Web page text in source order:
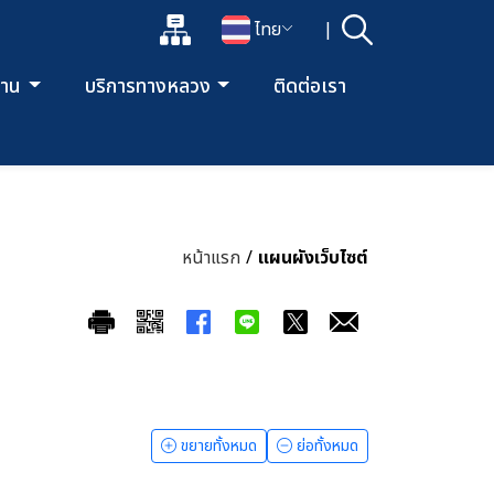
แผนผังเว็บไซต์
เปลี่ยนภาษา
ไทย | ค้นหา
เปิดกล่องค้นหาข้อมูลหลักของเว็บไซต์
น บริการทางหลวง ติดต่อเรา
หน้าแรก / แผนผังเว็บไซต์
ขยายทั้งหมด ย่อทั้งหมด